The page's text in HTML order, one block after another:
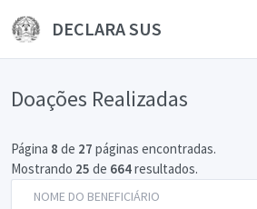
DECLARA SUS
Doações Realizadas
Página 8 de 27 páginas encontradas.
Mostrando 25 de 664resultados.
NOME DO BENEFICIÁRIO